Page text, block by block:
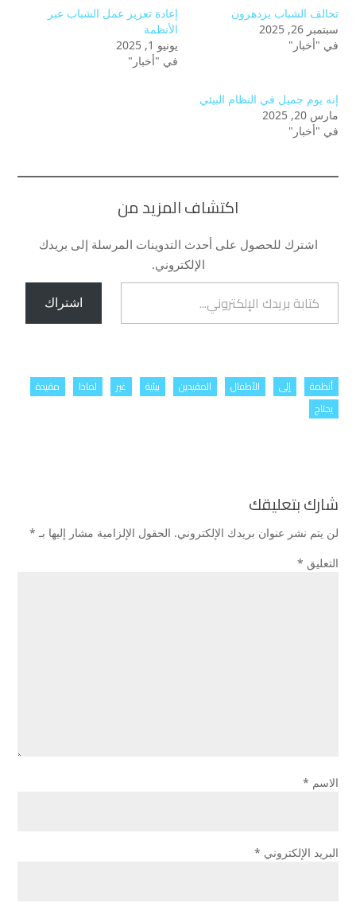
تحالف الشباب يزدهرون
سبتمبر 26, 2025
في "أخبار"
إعادة تعزيز عمل الشباب عبر
الأنظمة
يونيو 1, 2025
في "أخبار"
إنه يوم جميل في النظام البيئي
مارس 20, 2025
في "أخبار"
اكتشاف المزيد من
اشترك للحصول على أحدث التدوينات المرسلة إلى بريدك
الإلكتروني.
كتابة بريدك الإلكتروني...
اشتراك
أنظمة إلى الأطفال المقيدين بيئية غير لماذا
مقيدة
يحتاج
شارك بتعليقك
لن يتم نشر عنوان بريدك الإلكتروني. الحقول الإلزامية مشار إليها بـ *
التعليق *
الاسم *
البريد الإلكتروني *